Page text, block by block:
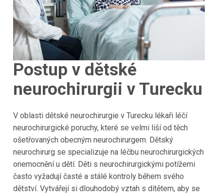
Postup v dětské
neurochirurgii v Turecku
V oblasti dětské neurochirurgie v Turecku lékaři léčí
neurochirurgické poruchy, které se velmi liší od těch
ošetřovaných obecným neurochirurgem. Dětský
neurochirurg se specializuje na léčbu neurochirurgických
onemocnění u dětí. Děti s neurochirurgickými potížemi
často vyžadují časté a stálé kontroly během svého
dětství. Vytvářejí si dlouhodobý vztah s dítětem, aby se